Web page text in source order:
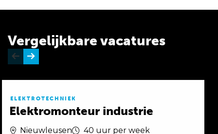
Vergelijkbare vacatures
ELEKTROTECHNIEK
Elektromonteur industrie
Nieuwleusen
40 uur per week